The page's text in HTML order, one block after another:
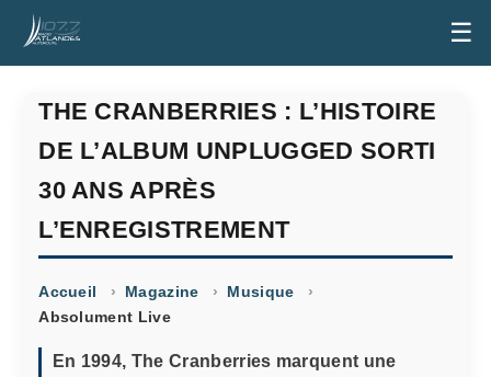
☰
THE CRANBERRIES : L’HISTOIRE
DE L’ALBUM UNPLUGGED SORTI
30 ANS APRÈS
L’ENREGISTREMENT
Accueil Magazine
Musique
Absolument Live
En 1994, The Cranberries marquent une